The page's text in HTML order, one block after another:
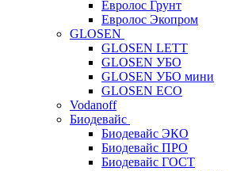
Евролос Грунт
Евролос Экопром
GLOSEN
GLOSEN LETT
GLOSEN УБО
GLOSEN УБО мини
GLOSEN ECO
Vodanoff
Биодевайс
Биодевайс ЭКО
Биодевайс ПРО
Биодевайс ГОСТ